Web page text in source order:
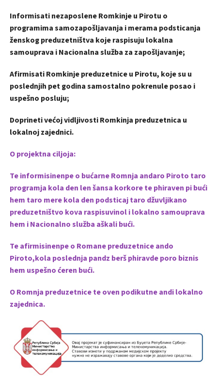
Informisati nezaposlene Romkinje u Pirotu o
programima samozapošljavanja i merama podsticanja
ženskog preduzetništva koje raspisuju lokalna
samouprava i Nacionalna služba za zapošljavanje;
Afirmisati Romkinje preduzetnice u Pirotu, koje su u
poslednjih pet godina samostalno pokrenule posao i
uspešno posluju;
Doprineti većoj vidljivosti Romkinja preduzetnica u
lokalnoj zajednici.
O projektna ciljoja:
Te informisinenpe o bućarne Romnja andaro Piroto taro
programja kola den len šansa korkore te phiraven pi bući
hem taro mere kola den podsticaj taro džuvljikano
preduzetništvo kova raspisuvinol i lokalno samouprava
hem i Nacionalno služba aškali bući.
Te afirmisinenpe o Romane preduzetnice ando
Piroto,kola poslednja pandz berš phiravde poro biznis
hem uspešno ćeren bući.
O Romnja preduzetnice te oven podikutne andi lokalno
zajednica.